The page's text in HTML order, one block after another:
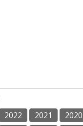
2022 2021 2020